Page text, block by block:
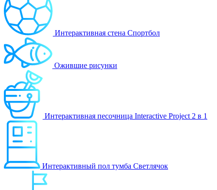
Интерактивная стена Спортбол
Ожившие рисунки
Интерактивная песочница Interactive Project 2 в 1
Интерактивный пол тумба Светлячок